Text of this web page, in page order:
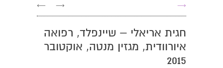
→
→
←
חגית אריאלי – שיינפלד, רפואה
איורוודית, מגזין מנטה, אוקטובר
2015